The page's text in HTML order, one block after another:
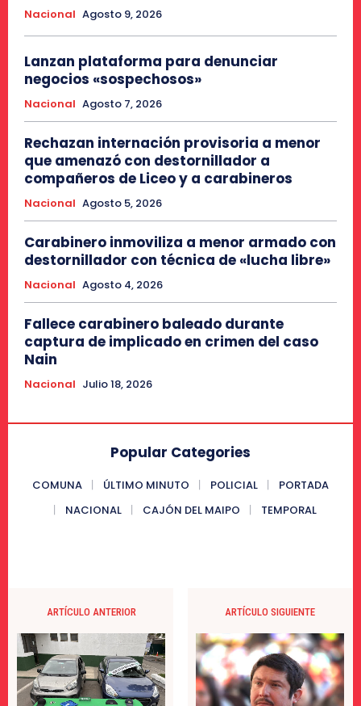
Nacional Agosto 9, 2026
Lanzan plataforma para denunciar
negocios «sospechosos»
Nacional Agosto 7, 2026
Rechazan internación provisoria a menor
que amenazó con destornillador a
compañeros de Liceo y a carabineros
Nacional Agosto 5, 2026
Carabinero inmoviliza a menor armado con
destornillador con técnica de «lucha libre»
Nacional Agosto 4, 2026
Fallece carabinero baleado durante
captura de implicado en crimen del caso
Nain
Nacional Julio 18, 2026
Popular Categories
COMUNA ÚLTIMO MINUTO POLICIAL
PORTADA
NACIONAL
CAJÓN DEL MAIPO TEMPORAL
ARTÍCULO ANTERIOR ARTÍCULO SIGUIENTE